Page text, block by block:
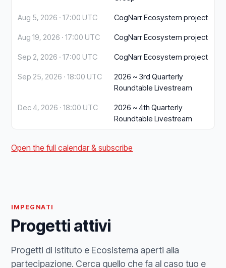
Aug 5, 2026 · 17:00 UTC CogNarr Ecosystem project
Aug 19, 2026 · 17:00 UTC CogNarr Ecosystem project
Sep 2, 2026 · 17:00 UTC CogNarr Ecosystem project
Sep 25, 2026 · 18:00 UTC
2026 ~ 3rd Quarterly
Roundtable Livestream
Dec 4, 2026 · 18:00 UTC
2026 ~ 4th Quarterly
Roundtable Livestream
Open the full calendar & subscribe
IMPEGNATI
Progetti attivi
Progetti di Istituto e Ecosistema aperti alla
partecipazione. Cerca quello che fa al caso tuo e